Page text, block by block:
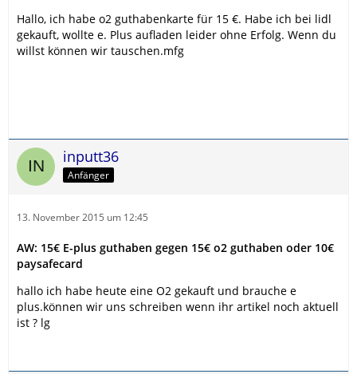
Hallo, ich habe o2 guthabenkarte für 15 €. Habe ich bei lidl
gekauft, wollte e. Plus aufladen leider ohne Erfolg. Wenn du
willst können wir tauschen.mfg
inputt36
Anfänger
13. November 2015 um 12:45
AW: 15€ E-plus guthaben gegen 15€ o2 guthaben oder 10€
paysafecard
hallo ich habe heute eine O2 gekauft und brauche e
plus.können wir uns schreiben wenn ihr artikel noch aktuell
ist ? lg